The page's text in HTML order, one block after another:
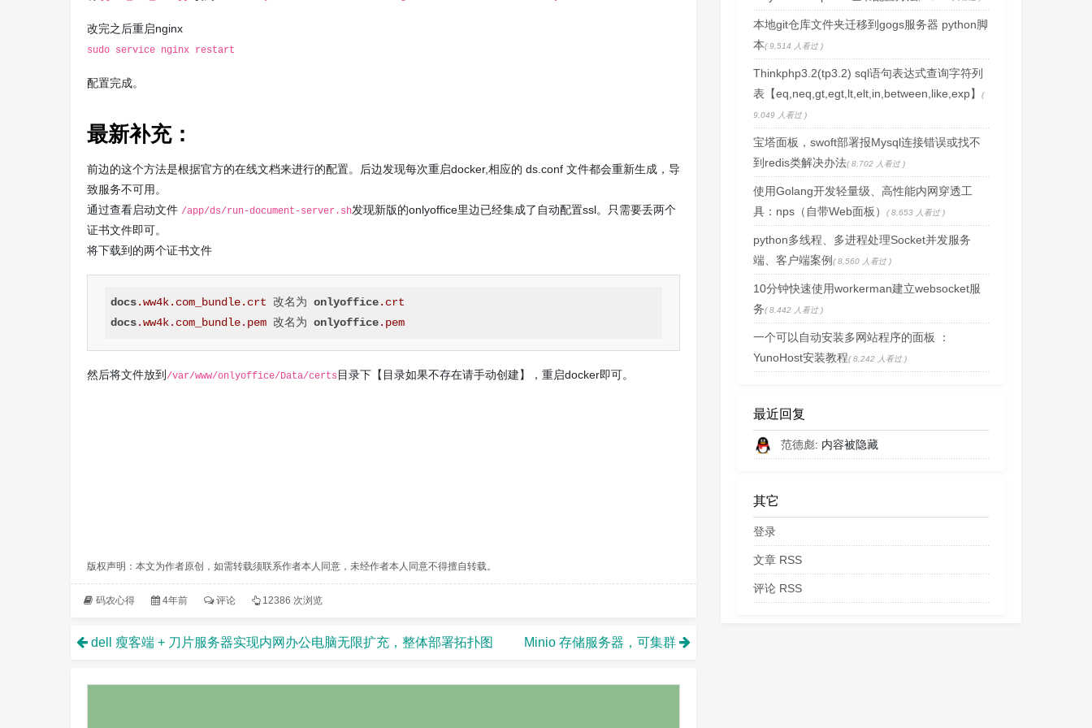
改完之后重启nginx
sudo service nginx restart
配置完成。
最新补充：
前边的这个方法是根据官方的在线文档来进行的配置。后边发现每次重启docker,相应的 ds.conf 文件都会重新生成，导
致服务不可用。
通过查看启动文件 /app/ds/run-document-server.sh发现新版的onlyoffice里边已经集成了自动配置ssl。只需要丢两个
证书文件即可。
将下载到的两个证书文件
docs.ww4k.com_bundle.crt 改名为 onlyoffice.crt
docs.ww4k.com_bundle.pem 改名为 onlyoffice.pem
然后将文件放到 /var/www/onlyoffice/Data/certs 目录下【目录如果不存在请手动创建】，重启docker即可。
版权声明：本文为作者原创，如需转载须联系作者本人同意，未经作者本人同意不得擅自转载。
码农心得 4年前 评论 12386 次浏览
dell 瘦客端 + 刀片服务器实现内网办公电脑无限扩充，整体部署拓扑图 Minio 存储服务器，可集群
本地git仓库文件夹迁移到gogs服务器 python脚
本( 9,514 人看过 )
Thinkphp3.2(tp3.2) sql语句表达式查询字符列
表【eq,neq,gt,egt,lt,elt,in,between,like,exp】
(
9,049 人看过 )
宝塔面板，swoft部署报Mysql连接错误或找不
到redis类解决办法( 8,702 人看过 )
使用Golang开发轻量级、高性能内网穿透工
具：nps（自带Web面板）
( 8,653 人看过 )
python多线程、多进程处理Socket并发服务
端、客户端案例 ( 8,560 人看过 )
10分钟快速使用workerman建立websocket服
务( 8,442 人看过 )
一个可以自动安装多网站程序的面板 ：
YunoHost安装教程( 8,242 人看过 )
最近回复
范德彪: 内容被隐藏
其它
登录
文章 RSS
评论 RSS